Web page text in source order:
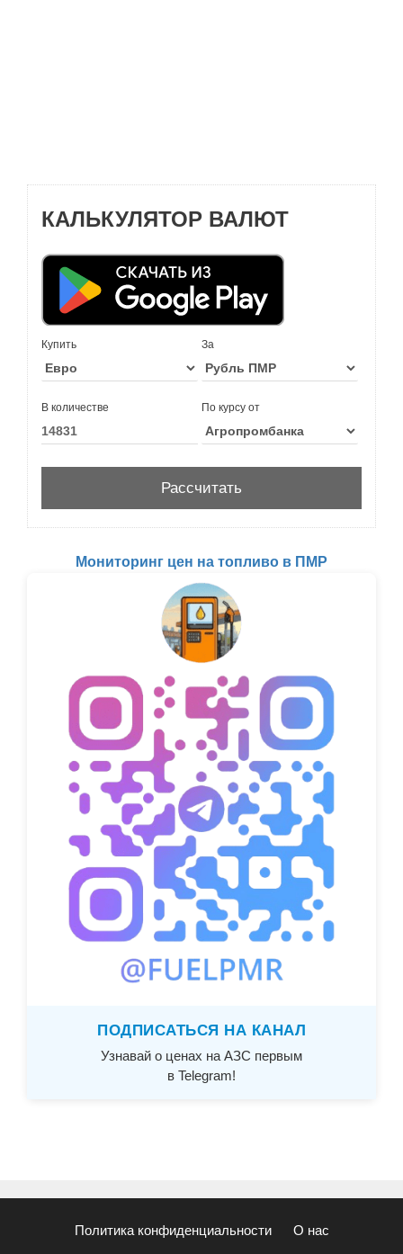
КАЛЬКУЛЯТОР ВАЛЮТ
Купить За
В количестве По курсу от
Мониторинг цен на топливо в ПМР
ПОДПИСАТЬСЯ НА КАНАЛ
Узнавай о ценах на АЗС первым
в Telegram!
Политика конфиденциальности О нас